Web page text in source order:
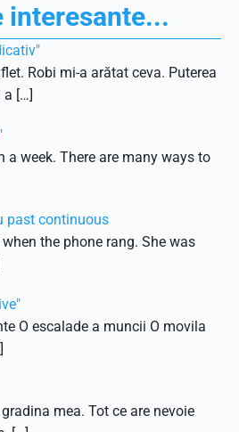
Robi mi-a arătat ceva. Puterea
a […]
a week. There are many ways to
past continuous
the phone rang. She was
O escalade a muncii O movila
mea. Tot ce are nevoie